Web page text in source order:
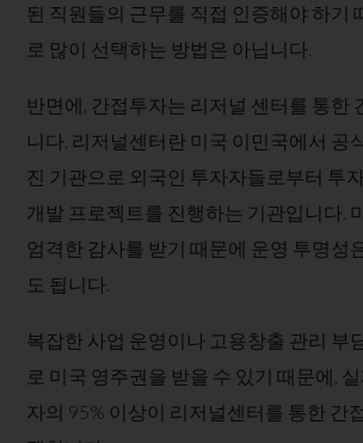
된 직원들의 근무를 직접 인증해야 하기
로 많이 선택하는 방법은 아닙니다.
반면에, 간접투자는 리저널 센터를 통한
니다. 리저널센터란 미국 이민국에서 공
진 기관으로 외국인 투자자들로부터 투
개발 프로젝트를 진행하는 기관입니다.
엄격한 감사를 받기 때문에 운영 투명성
도 됩니다.​
복잡한 사업 운영이나 고용창출 관리 부
로 미국 영주권을 받을 수 있기 때문에,
자의 95% 이상이 리저널센터를 통한 간